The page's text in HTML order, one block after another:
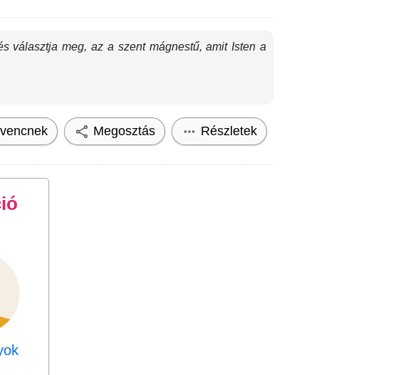
választja meg, az a szent mágnestű, amit Isten a
Megosztás Részletek